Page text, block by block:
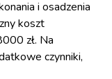
i osadzenia
koszt
zł. Na
czynniki,